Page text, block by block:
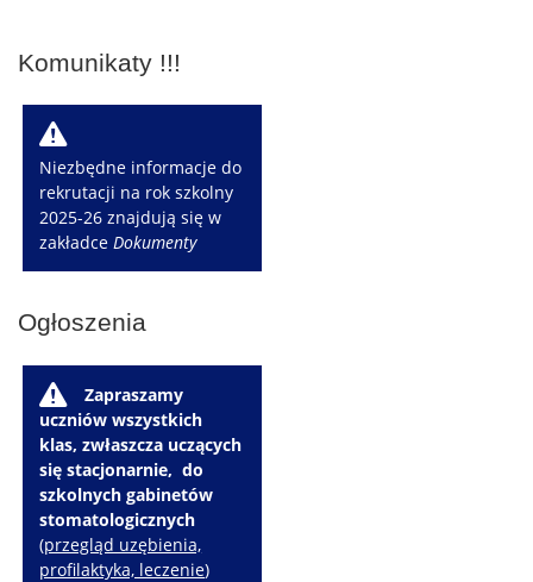
Komunikaty !!!
W
Niezbędne informacje do
rekrutacji na rok szkolny
2025-26 znajdują się w
zakładceDokumenty
Ogłoszenia
W
Zapraszamy
uczniów wszystkich
klas, zwłaszcza uczących
się stacjonarnie, do
szkolnych gabinetów
stomatologicznych
(przegląd uzębienia,
profilaktyka, leczenie)